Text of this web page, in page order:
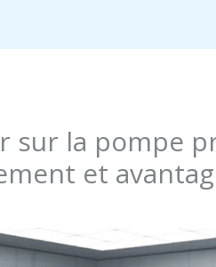
sur la pompe
et